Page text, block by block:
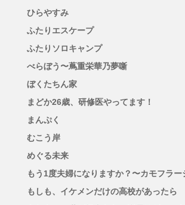
ひらやすみ
ふたりエスケープ
ふたりソロキャンプ
べらぼう〜蔦重栄華乃夢噺
ぼくたちん家
まどか26歳、研修医やってます！
まんぷく
むこう岸
めぐる未来
もう1度夫婦になりますか？〜カモフラー
もしも、イケメンだけの高校があったら